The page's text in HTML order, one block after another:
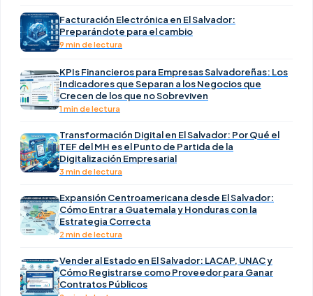
Facturación Electrónica en El Salvador:
Preparándote para el cambio
9 min de lectura
KPIs Financieros para Empresas Salvadoreñas: Los
Indicadores que Separan a los Negocios que
Crecen de los que no Sobreviven
1 min de lectura
Transformación Digital en El Salvador: Por Qué el
TEF del MH es el Punto de Partida de la
Digitalización Empresarial
3 min de lectura
Expansión Centroamericana desde El Salvador:
Cómo Entrar a Guatemala y Honduras con la
Estrategia Correcta
2 min de lectura
Vender al Estado en El Salvador: LACAP, UNAC y
Cómo Registrarse como Proveedor para Ganar
Contratos Públicos